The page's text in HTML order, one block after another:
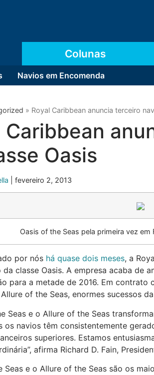
Navios em Encomenda
Colunas
» Royal Caribbean anuncia terceiro
Caribbean
Oasis
| fevereiro 2, 2013
Oasis of the Seas pela primeira vez
por nós há quase dois meses, a
classe Oasis. A empresa acaba de
para a metade de 2016. Em contrato
of the Seas, enormes sucessos
Seas e o Allure of the Seas
os navios têm consistentemente
superiores. Estamos
afirma Richard D. Fain,
Seas e o Allure of the Seas são os